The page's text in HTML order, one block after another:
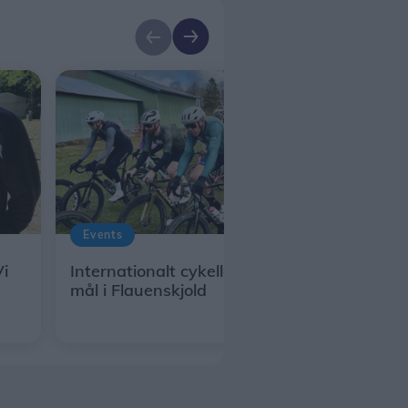
Events
Internationalt cykelløb får start og
mål i Flauenskjold